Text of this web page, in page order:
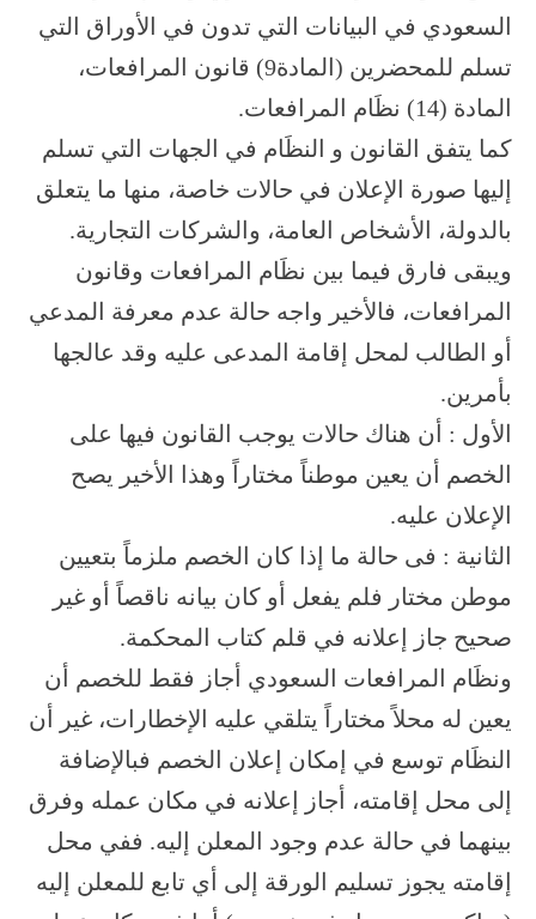
السعودي في البيانات التي تدون في الأوراق التي
تسلم للمحضرين (المادة9) قانون المرافعات،
المادة (14) نظَام المرافعات.
كما يتفق القانون و النظَام في الجهات التي تسلم
إليها صورة الإعلان في حالات خاصة، منها ما يتعلق
بالدولة، الأشخاص العامة، والشركات التجارية.
ويبقى فارق فيما بين نظَام المرافعات وقانون
المرافعات، فالأخير واجه حالة عدم معرفة المدعي
أو الطالب لمحل إقامة المدعى عليه وقد عالجها
بأمرين.
الأول : أن هناك حالات يوجب القانون فيها على
الخصم أن يعين موطناً مختاراً وهذا الأخير يصح
الإعلان عليه.
الثانية : فى حالة ما إذا كان الخصم ملزماً بتعيين
موطن مختار فلم يفعل أو كان بيانه ناقصاً أو غير
صحيح جاز إعلانه في قلم كتاب المحكمة.
ونظَام المرافعات السعودي أجاز فقط للخصم أن
يعين له محلاً مختاراً يتلقي عليه الإخطارات، غير أن
النظَام توسع في إمكان إعلان الخصم فبالإضافة
إلى محل إقامته، أجاز إعلانه في مكان عمله وفرق
بينهما في حالة عدم وجود المعلن إليه. ففي محل
إقامته يجوز تسليم الورقة إلى أي تابع للمعلن إليه